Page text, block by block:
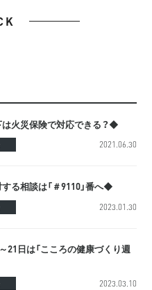
火災保険で対応できる？◆
2021.06.30
る相談は「＃9110」番へ◆
2023.01.30
21日は「こころの健康づくり週
2023.03.10